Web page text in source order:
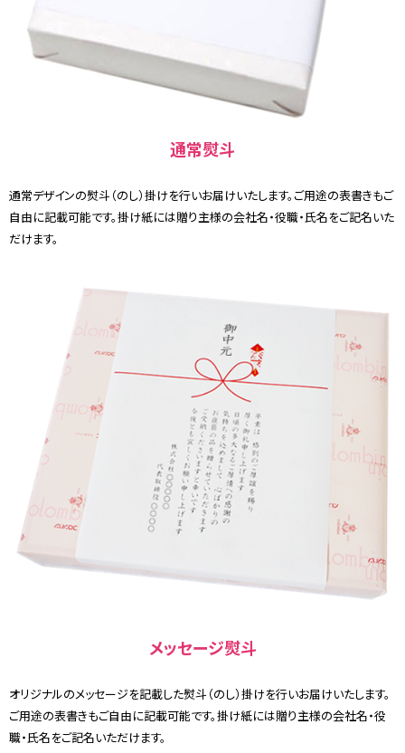
通常熨斗
通常デザインの熨斗（のし）掛けを行いお届けいたします。ご用途の表書きもご
自由に記載可能です。掛け紙には贈り主様の会社名・役職・氏名をご記名いた
だけます。
メッセージ熨斗
オリジナルのメッセージを記載した熨斗（のし）掛けを行いお届けいたします。
ご用途の表書きもご自由に記載可能です。掛け紙には贈り主様の会社名・役
職・氏名をご記名いただけます。